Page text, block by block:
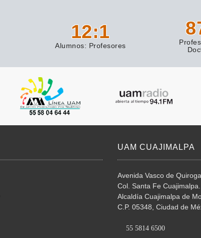
12:1
Alumnos: Profesores
UAM CUAJIMALPA
Avenida Vasco de Quiroga
Col. Santa Fe Cuajimalpa.
Alcaldía Cuajimalpa de
C.P. 05348, Ciudad de
55 5814 6500